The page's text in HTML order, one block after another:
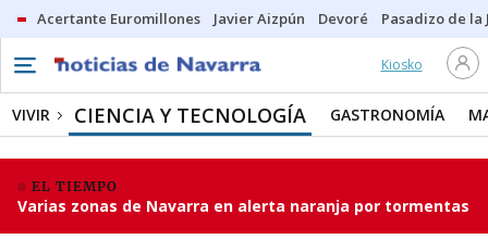
Acertante Euromillones Javier Aizpún Devoré Pasadizo de la
Kiosko
VIVIR CIENCIA Y TECNOLOGÍA GASTRONOMÍA
EL TIEMPO
Varias zonas de Navarra en alerta naranja por tormentas